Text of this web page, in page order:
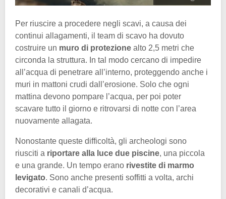
Per riuscire a procedere negli scavi, a causa dei
continui allagamenti, il team di scavo ha dovuto
costruire un muro di protezione alto 2,5 metri che
circonda la struttura. In tal modo cercano di impedire
all’acqua di penetrare all’interno, proteggendo anche i
muri in mattoni crudi dall’erosione. Solo che ogni
mattina devono pompare l’acqua, per poi poter
scavare tutto il giorno e ritrovarsi di notte con l’area
nuovamente allagata.
Nonostante queste difficoltà, gli archeologi sono
riusciti a riportare alla luce due piscine, una piccola
e una grande. Un tempo erano rivestite di marmo
levigato. Sono anche presenti soffitti a volta, archi
decorativi e canali d’acqua.